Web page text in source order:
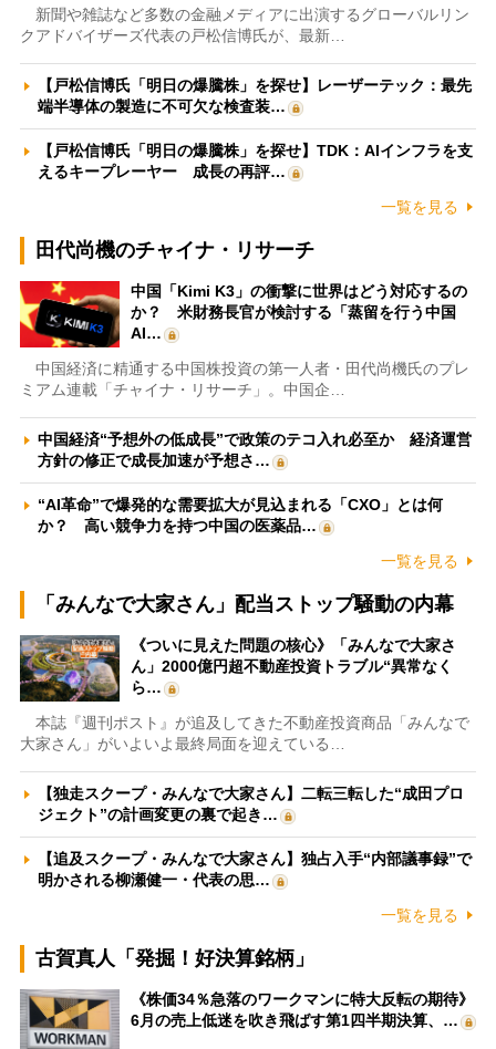
新聞や雑誌など多数の金融メディアに出演するグローバルリン
クアドバイザーズ代表の戸松信博氏が、最新…
【戸松信博氏「明日の爆騰株」を探せ】レーザーテック：最先
端半導体の製造に不可欠な検査装…
【戸松信博氏「明日の爆騰株」を探せ】TDK：AIインフラを支
えるキープレーヤー 成長の再評…
一覧を見る
田代尚機のチャイナ・リサーチ
中国「Kimi K3」の衝撃に世界はどう対応するの
か？ 米財務長官が検討する「蒸留を行う中国
AI…
中国経済に精通する中国株投資の第一人者・田代尚機氏のプレ
ミアム連載「チャイナ・リサーチ」。中国企…
中国経済“予想外の低成長”で政策のテコ入れ必至か 経済運営
方針の修正で成長加速が予想さ…
“AI革命”で爆発的な需要拡大が見込まれる「CXO」とは何
か？ 高い競争力を持つ中国の医薬品…
一覧を見る
「みんなで大家さん」配当ストップ騒動の内幕
《ついに見えた問題の核心》「みんなで大家さ
ん」2000億円超不動産投資トラブル“異常なく
ら…
本誌『週刊ポスト』が追及してきた不動産投資商品「みんなで
大家さん」がいよいよ最終局面を迎えている…
【独走スクープ・みんなで大家さん】二転三転した“成田プロ
ジェクト”の計画変更の裏で起き…
【追及スクープ・みんなで大家さん】独占入手“内部議事録”で
明かされる柳瀬健一・代表の思…
一覧を見る
古賀真人「発掘！好決算銘柄」
《株価34％急落のワークマンに特大反転の期待》
6月の売上低迷を吹き飛ばす第1四半期決算、…